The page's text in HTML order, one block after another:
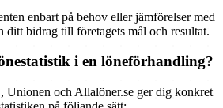
enbart på behov eller jämförelser med
ditt bidrag till företagets mål och resultat.
i en löneförhandling?
Unionen och Allalöner.se ger dig konkret